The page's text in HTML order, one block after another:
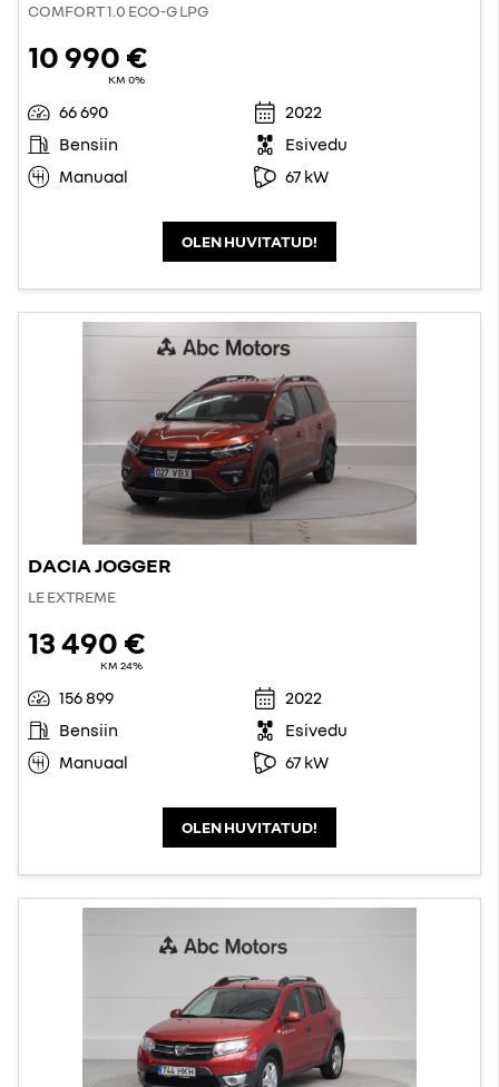
COMFORT 1.0 ECO-G LPG
10 990 €
KM 0%
66 690
2022
Bensiin
Esivedu
Manuaal
67 kW
OLEN HUVITATUD!
DACIA JOGGER
LE EXTREME
13 490 €
KM 24%
156 899
2022
Bensiin
Esivedu
Manuaal
67 kW
OLEN HUVITATUD!